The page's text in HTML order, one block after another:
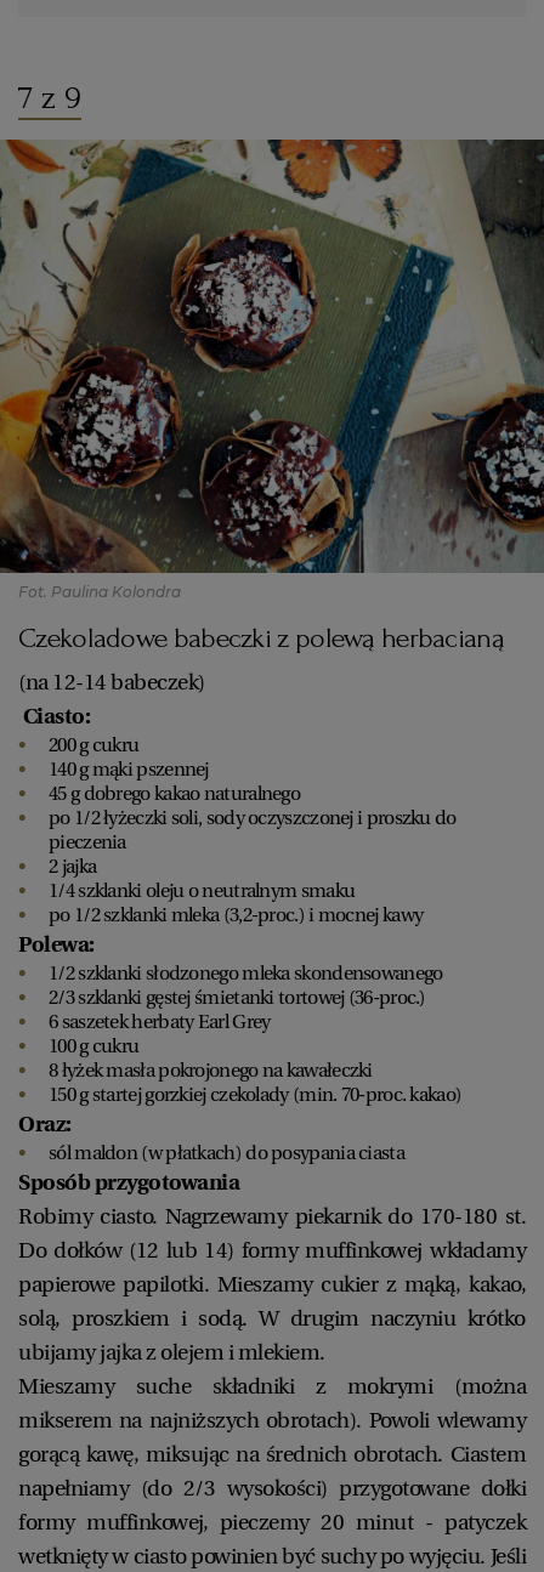
7 z 9
Fot. Paulina Kolondra
Czekoladowe babeczki z polewą herbacianą
(na 12-14 babeczek)
Ciasto:
200 g cukru
140 g mąki pszennej
45 g dobrego kakao naturalnego
po 1/2 łyżeczki soli, sody oczyszczonej i proszku do
pieczenia
2 jajka
1/4 szklanki oleju o neutralnym smaku
po 1/2 szklanki mleka (3,2-proc.) i mocnej kawy
Polewa:
1/2 szklanki słodzonego mleka skondensowanego
2/3 szklanki gęstej śmietanki tortowej (36-proc.)
6 saszetek herbaty Earl Grey
100 g cukru
8 łyżek masła pokrojonego na kawałeczki
150 g startej gorzkiej czekolady (min. 70-proc. kakao)
Oraz:
sól maldon (w płatkach) do posypania ciasta
Sposób przygotowania
Robimy ciasto. Nagrzewamy piekarnik do 170-180 st.
Do dołków (12 lub 14) formy muffinkowej wkładamy
papierowe papilotki. Mieszamy cukier z mąką, kakao,
solą, proszkiem i sodą. W drugim naczyniu krótko
ubijamy jajka z olejem i mlekiem.
Mieszamy suche składniki z mokrymi (można
mikserem na najniższych obrotach). Powoli wlewamy
gorącą kawę, miksując na średnich obrotach. Ciastem
napełniamy (do 2/3 wysokości) przygotowane dołki
formy muffinkowej, pieczemy 20 minut - patyczek
wetknięty w ciasto powinien być suchy po wyjęciu. Jeśli